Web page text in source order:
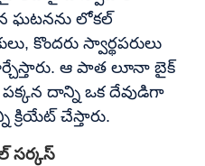
ఘటనను లోకల్
కొందరు స్వార్థపరులు
ఆ పాత లూనా బైక్
పక్కన దాన్ని ఒక దేవుడిగా
క్రియేట్ చేస్తారు.
సర్కస్